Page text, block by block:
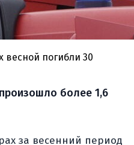
весной погибли 30
более 1,6
за весенний период